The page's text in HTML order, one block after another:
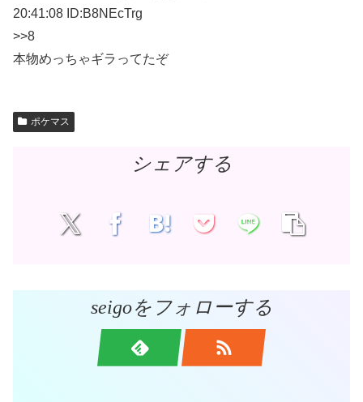
20:41:08 ID:B8NEcTrg
>>8
本物めっちゃギラってたぞ
ポケマス
シェアする
seigoをフォローする